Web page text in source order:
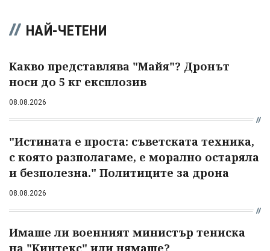
НАЙ-ЧЕТЕНИ
Какво представлява "Майя"? Дронът
носи до 5 кг експлозив
08.08.2026
"Истината е проста: съветската техника,
с която разполагаме, е морално остаряла
и безполезна." Политиците за дрона
08.08.2026
Имаше ли военният министър тениска
на "Кинтекс" или нямаше?